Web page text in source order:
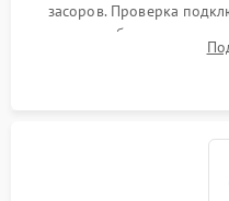
засоров. Проверка
жалоб на
разбрызгивателей или